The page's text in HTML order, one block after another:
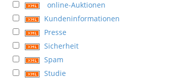
online-Auktionen
Kundeninformationen
Presse
Sicherheit
Spam
Studie